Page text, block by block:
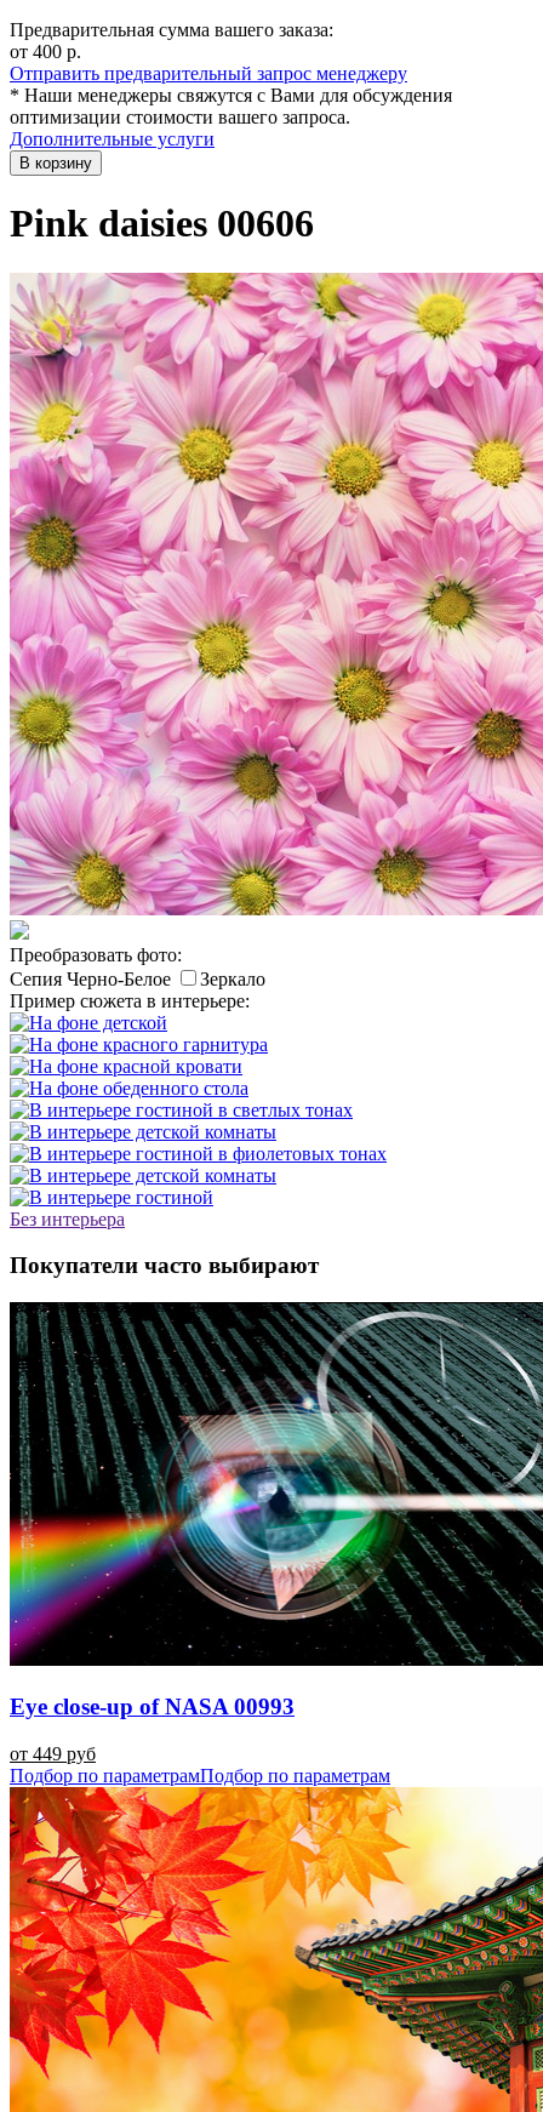
Предварительная сумма вашего заказа:
от 400 р.
Отправить предварительный запрос менеджеру
* Наши менеджеры свяжутся с Вами для обсуждения
оптимизации стоимости вашего запроса.
Дополнительные услуги
В корзину
Pink daisies 00606
Преобразовать фото:
Сепия Черно-Белое
Зеркало
Пример сюжета в интерьере:
Без интерьера
Покупатели часто выбирают
Eye close-up of NASA 00993
от 449 руб
Подбор по параметрамПодбор по параметрам